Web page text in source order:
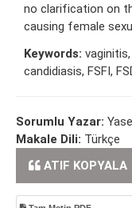
no clarification on
causing female
Keywords:
candidiasis, FSFI,
Sorumlu Yazar:
Makale Dili: Türkçe
ATIF KOPYALA